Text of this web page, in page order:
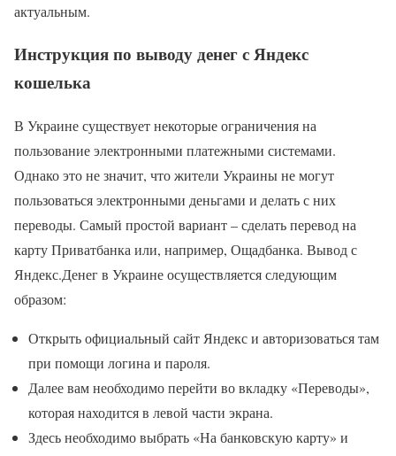
актуальным.
Инструкция по выводу денег с Яндекс
кошелька
В Украине существует некоторые ограничения на
пользование электронными платежными системами.
Однако это не значит, что жители Украины не могут
пользоваться электронными деньгами и делать с них
переводы. Самый простой вариант – сделать перевод на
карту Приватбанка или, например, Ощадбанка. Вывод с
Яндекс.Денег в Украине осуществляется следующим
образом:
Открыть официальный сайт Яндекс и авторизоваться там
при помощи логина и пароля.
Далее вам необходимо перейти во вкладку «Переводы»,
которая находится в левой части экрана.
Здесь необходимо выбрать «На банковскую карту» и